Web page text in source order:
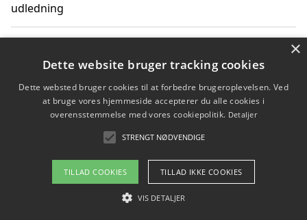
udledning
CO2-aftryk
Hvordan nyheder om CO2-udledning påvirker vores
hverdag
Copyright 2026 - Pilanto Aps
Om / kontakt
Blog Betingelser
×
Dette website bruger tracking cookies
Dette websted bruger cookies til at forbedre brugeroplevelsen. Ved
at bruge vores hjemmeside accepterer du alle cookies i
overensstemmelse med vores cookiepolitik. Detaljer
STRENGT NØDVENDIGE
TILLAD COOKIES TILLAD IKKE COOKIES
VIS DETALJER